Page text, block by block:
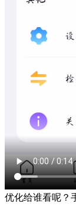
优化给谁看呢？